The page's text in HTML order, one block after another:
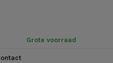
Grote voorraad